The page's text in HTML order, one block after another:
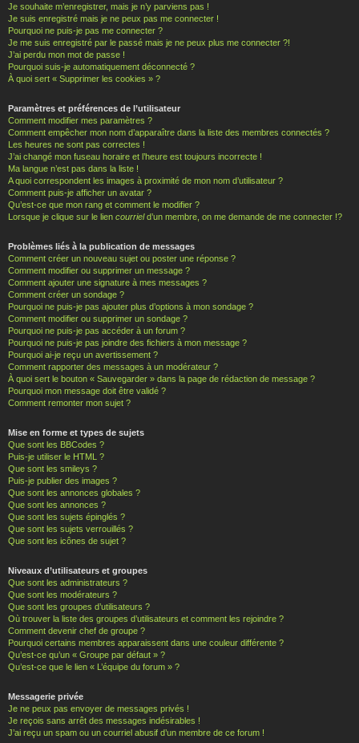
Je souhaite m’enregistrer, mais je n’y parviens pas !
Je suis enregistré mais je ne peux pas me connecter !
Pourquoi ne puis-je pas me connecter ?
Je me suis enregistré par le passé mais je ne peux plus me connecter ?!
J’ai perdu mon mot de passe !
Pourquoi suis-je automatiquement déconnecté ?
À quoi sert « Supprimer les cookies » ?
Paramètres et préférences de l’utilisateur
Comment modifier mes paramètres ?
Comment empêcher mon nom d’apparaître dans la liste des membres connectés ?
Les heures ne sont pas correctes !
J’ai changé mon fuseau horaire et l’heure est toujours incorrecte !
Ma langue n’est pas dans la liste !
A quoi correspondent les images à proximité de mon nom d’utilisateur ?
Comment puis-je afficher un avatar ?
Qu’est-ce que mon rang et comment le modifier ?
Lorsque je clique sur le lien courrield’un membre, on me demande de me connecter !?
Problèmes liés à la publication de messages
Comment créer un nouveau sujet ou poster une réponse ?
Comment modifier ou supprimer un message ?
Comment ajouter une signature à mes messages ?
Comment créer un sondage ?
Pourquoi ne puis-je pas ajouter plus d’options à mon sondage ?
Comment modifier ou supprimer un sondage ?
Pourquoi ne puis-je pas accéder à un forum ?
Pourquoi ne puis-je pas joindre des fichiers à mon message ?
Pourquoi ai-je reçu un avertissement ?
Comment rapporter des messages à un modérateur ?
À quoi sert le bouton « Sauvegarder » dans la page de rédaction de message ?
Pourquoi mon message doit être validé ?
Comment remonter mon sujet ?
Mise en forme et types de sujets
Que sont les BBCodes ?
Puis-je utiliser le HTML ?
Que sont les smileys ?
Puis-je publier des images ?
Que sont les annonces globales ?
Que sont les annonces ?
Que sont les sujets épinglés ?
Que sont les sujets verrouillés ?
Que sont les icônes de sujet ?
Niveaux d’utilisateurs et groupes
Que sont les administrateurs ?
Que sont les modérateurs ?
Que sont les groupes d’utilisateurs ?
Où trouver la liste des groupes d’utilisateurs et comment les rejoindre ?
Comment devenir chef de groupe ?
Pourquoi certains membres apparaissent dans une couleur différente ?
Qu’est-ce qu’un « Groupe par défaut » ?
Qu’est-ce que le lien « L’équipe du forum » ?
Messagerie privée
Je ne peux pas envoyer de messages privés !
Je reçois sans arrêt des messages indésirables !
J’ai reçu un spam ou un courriel abusif d’un membre de ce forum !